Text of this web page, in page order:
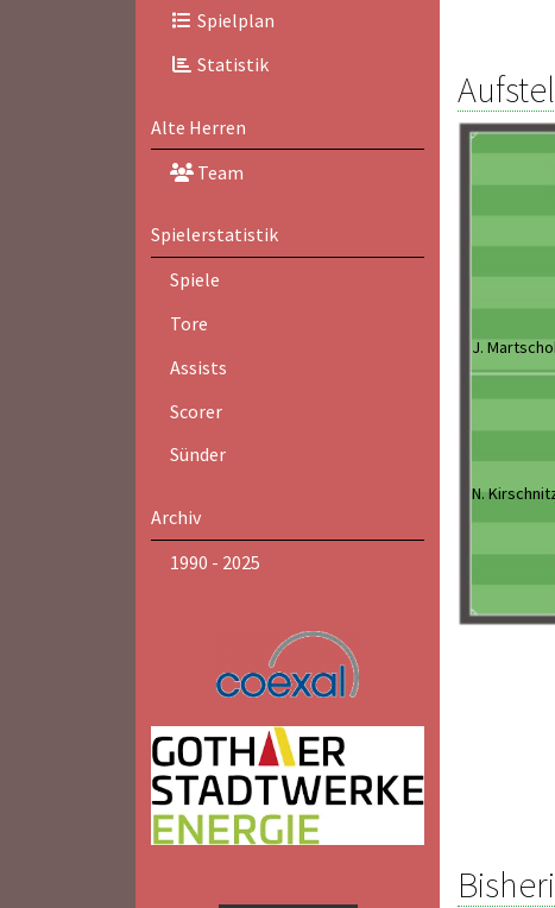
Spielplan
Statistik
Alte Herren
Team
Spielerstatistik
Spiele
Tore
Assists
Scorer
Sünder
Archiv
1990 - 2025
J.
N.